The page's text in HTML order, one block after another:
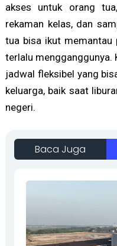
akses untuk orang
rekaman kelas, dan
tua bisa ikut memantau
terlalu mengganggunya.
jadwal fleksibel yang
keluarga, baik saat
negeri.
Baca Juga